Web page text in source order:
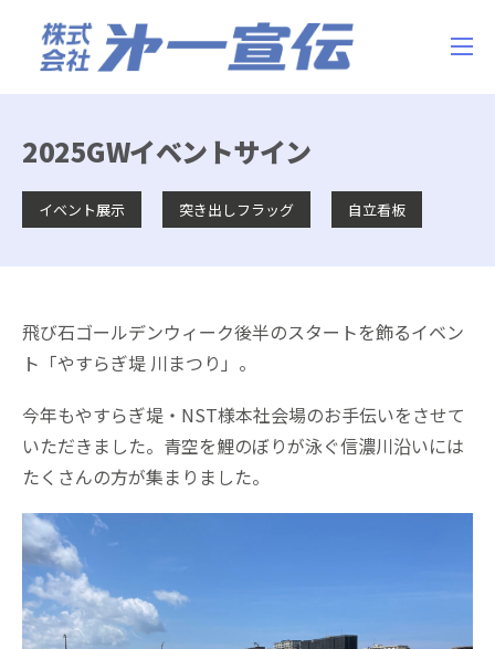
2025GWイベントサイン
イベント展示 突き出しフラッグ 自立看板
飛び石ゴールデンウィーク後半のスタートを飾るイベン
ト「やすらぎ堤 川まつり」。
今年もやすらぎ堤・NST様本社会場のお手伝いをさせて
いただきました。青空を鯉のぼりが泳ぐ信濃川沿いには
たくさんの方が集まりました。